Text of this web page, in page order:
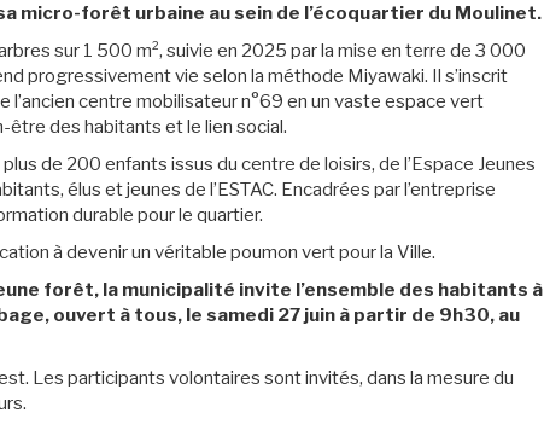
micro-forêt urbaine au sein de l’écoquartier du Moulinet.
sur 1 500 m², suivie en 2025 par la mise en terre de 3 000
progressivement vie selon la méthode Miyawaki. Il s’inscrit
l’ancien centre mobilisateur n°69 en un vaste espace vert
des habitants et le lien social.
de 200 enfants issus du centre de loisirs, de l’Espace Jeunes
élus et jeunes de l’ESTAC. Encadrées par l’entreprise
durable pour le quartier.
à devenir un véritable poumon vert pour la Ville.
forêt, la municipalité invite l’ensemble des habitants à
ouvert à tous, le samedi 27 juin à partir de 9h30, au
Les participants volontaires sont invités, dans la mesure du